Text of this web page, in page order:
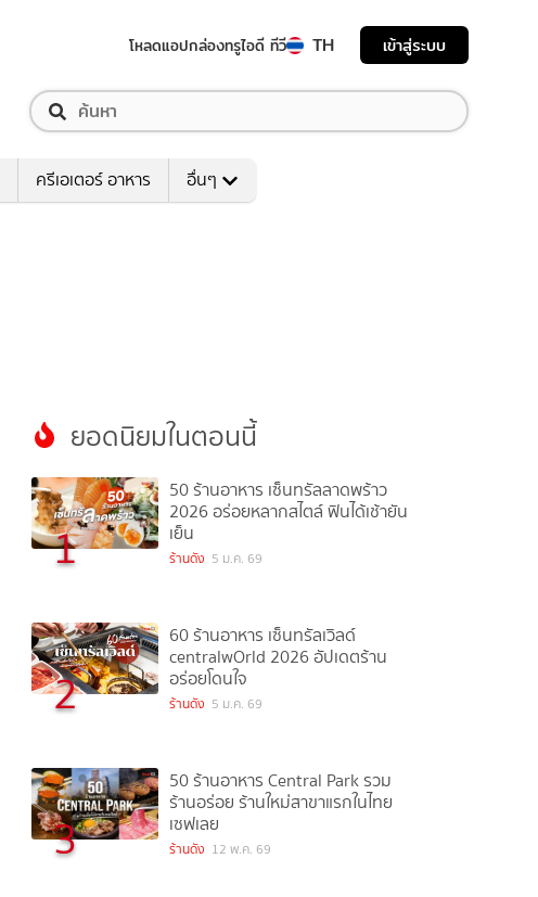
โหลดแอปกล่องทรูไอดี ทีวี TH เข้าสู่ระบบ
ครีเอเตอร์ อาหาร อื่นๆ
ยอดนิยมในตอนนี้
1
50 ร้านอาหาร เซ็นทรัลลาดพร้าว
2026 อร่อยหลากสไตล์ ฟินได้เช้ายัน
เย็น
ร้านดัง 5 ม.ค. 69
2
60 ร้านอาหาร เซ็นทรัลเวิลด์
centralwOrld 2026 อัปเดตร้าน
อร่อยโดนใจ
ร้านดัง 5 ม.ค. 69
3
50 ร้านอาหาร Central Park รวม
ร้านอร่อย ร้านใหม่สาขาแรกในไทย
เซฟเลย
ร้านดัง 12 พ.ค. 69